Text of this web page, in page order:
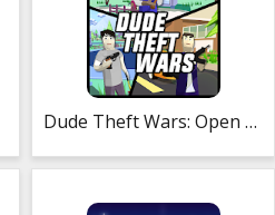
Dude Theft Wars: Open World Sandbox Simulator